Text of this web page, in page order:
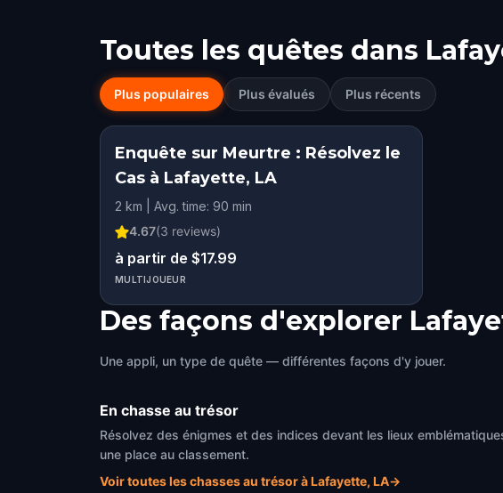
Toutes les quêtes dans
Plus populaires Plus évalués Plus récents
Enquête sur Meurtre : Résolvez le
Cas à Lafayette, LA
2 km | Avg. time: 90 min
4.67(3 reviews)
à partir de $17.99
MULTIJOUEUR
Des façons d'explorer
Une appli, un type de quête — différentes façons d'y jouer.
En chasse au trésor
Résolvez des énigmes et des indices devant les lieux
une place au classement.
Voir toutes les chasses au trésor à Lafayette, LA→